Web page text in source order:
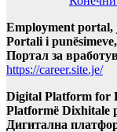
Employment portal,
Portali i
Портал за
https://career.site.je/
Digital Platform for
Platformë Dixhitale
Дигитална